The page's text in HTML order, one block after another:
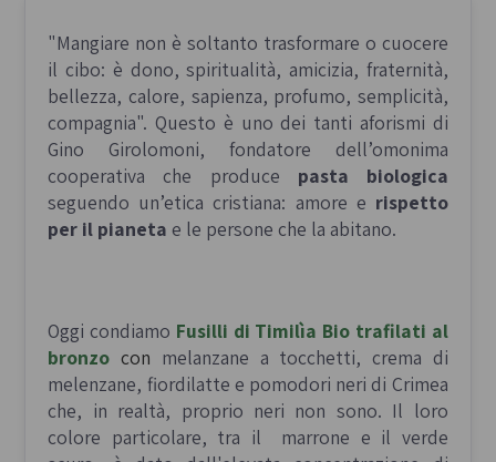
"Mangiare non è soltanto trasformare o cuocere
il cibo: è dono, spiritualità, amicizia, fraternità,
bellezza, calore, sapienza, profumo, semplicità,
compagnia". Questo è uno dei tanti aforismi di
Gino Girolomoni, fondatore dell’omonima
cooperativa che produce pasta biologica
seguendo un’etica cristiana: amore e rispetto
per il pianeta e le persone che la abitano.
Oggi condiamo Fusilli di Timilìa Bio trafilati al
bronzo con melanzane a tocchetti, crema di
melenzane, fiordilatte e pomodori neri di Crimea
che, in realtà, proprio neri non sono. Il loro
colore particolare, tra il marrone e il verde